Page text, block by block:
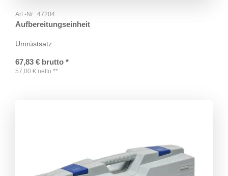
Art.-Nr.: 47204
Aufbereitungseinheit
Umrüstsatz
67,83 € brutto *
57,00 € netto **